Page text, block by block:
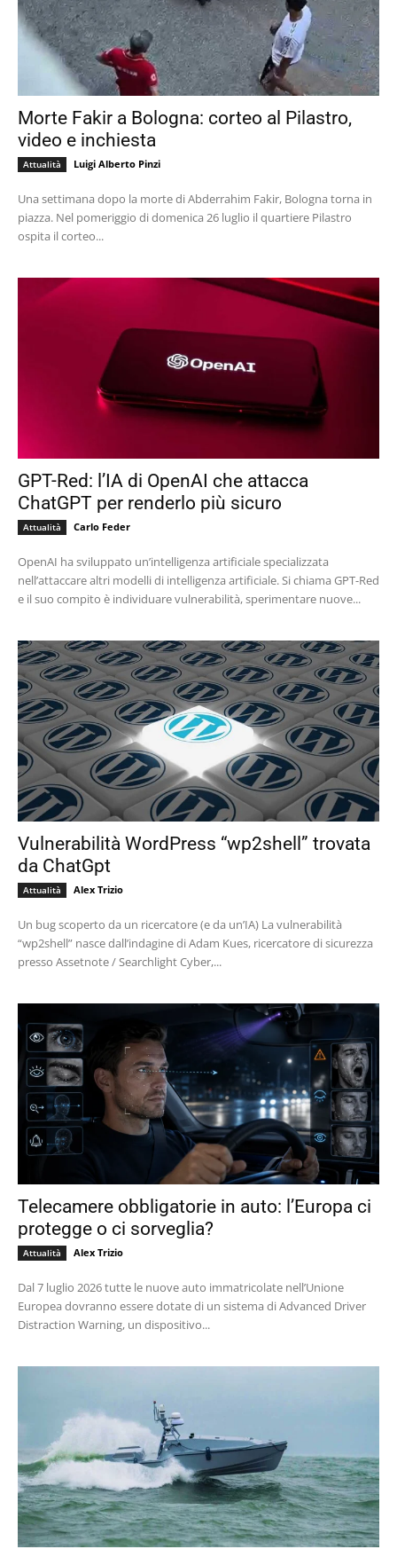
Morte Fakir a Bologna: corteo al Pilastro,
video e inchiesta
Attualità Luigi Alberto Pinzi
Una settimana dopo la morte di Abderrahim Fakir, Bologna torna in
piazza. Nel pomeriggio di domenica 26 luglio il quartiere Pilastro
ospita il corteo...
GPT-Red: l’IA di OpenAI che attacca
ChatGPT per renderlo più sicuro
Attualità Carlo Feder
OpenAI ha sviluppato un’intelligenza artificiale specializzata
nell’attaccare altri modelli di intelligenza artificiale. Si chiama GPT-Red
e il suo compito è individuare vulnerabilità, sperimentare nuove...
Vulnerabilità WordPress “wp2shell” trovata
da ChatGpt
Attualità Alex Trizio
Un bug scoperto da un ricercatore (e da un’IA) La vulnerabilità
“wp2shell” nasce dall’indagine di Adam Kues, ricercatore di sicurezza
presso Assetnote / Searchlight Cyber,...
Telecamere obbligatorie in auto: l’Europa ci
protegge o ci sorveglia?
Attualità Alex Trizio
Dal 7 luglio 2026 tutte le nuove auto immatricolate nell’Unione
Europea dovranno essere dotate di un sistema di Advanced Driver
Distraction Warning, un dispositivo...